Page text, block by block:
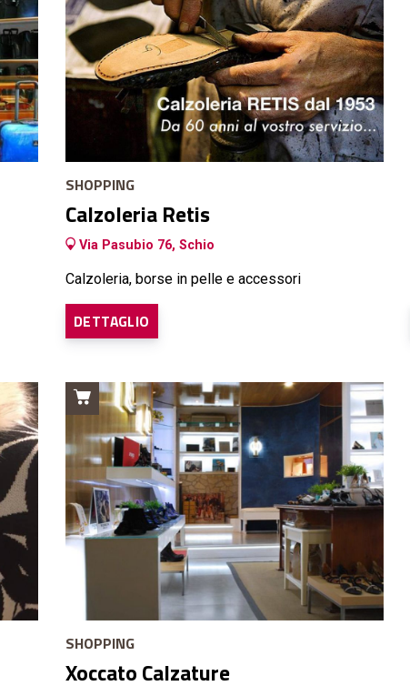
SHOPPING
Calzoleria Retis
Via Pasubio 76, Schio
Calzoleria, borse in pelle e accessori
DETTAGLIO
SHOPPING
Xoccato Calzature